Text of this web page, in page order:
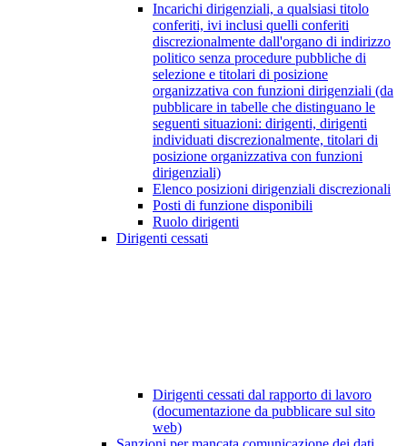
Incarichi dirigenziali, a qualsiasi titolo
conferiti, ivi inclusi quelli conferiti
discrezionalmente dall'organo di indirizzo
politico senza procedure pubbliche di
selezione e titolari di posizione
organizzativa con funzioni dirigenziali (da
pubblicare in tabelle che distinguano le
seguenti situazioni: dirigenti, dirigenti
individuati discrezionalmente, titolari di
posizione organizzativa con funzioni
dirigenziali)
Elenco posizioni dirigenziali discrezionali
Posti di funzione disponibili
Ruolo dirigenti
Dirigenti cessati
Dirigenti cessati dal rapporto di lavoro
(documentazione da pubblicare sul sito
web)